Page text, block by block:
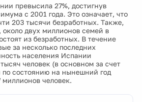
превысила 27%, достигнув
с 2001 года. Это означает, что
203 тысячи безработных. Также,
около двух миллионов семей в
из безработных. В течение
за несколько последних
населения Испании
человек (в основном за счет
по состоянию на нынешний год
миллионов человек.